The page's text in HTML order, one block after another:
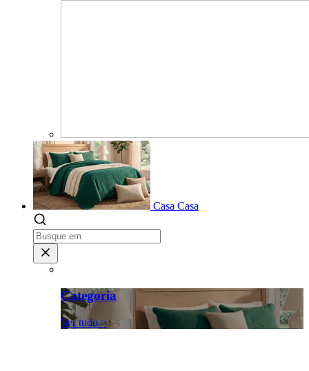
Casa Casa
Categoria
Ver tudo >